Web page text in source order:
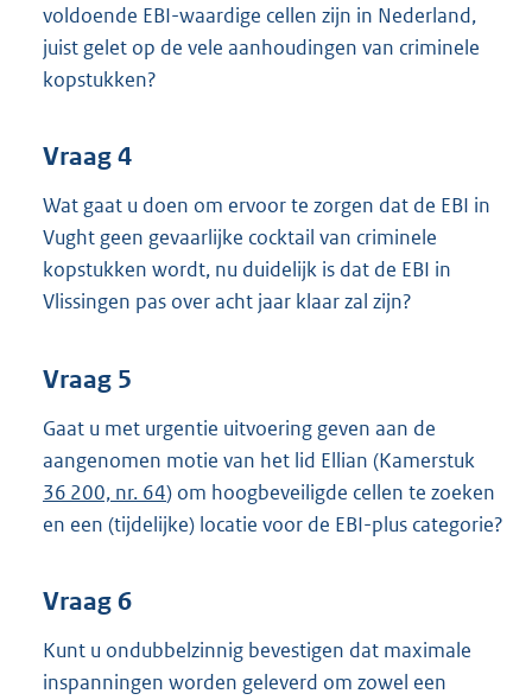
voldoende EBI-waardige cellen zijn in Nederland,
juist gelet op de vele aanhoudingen van criminele
kopstukken?
Vraag 4
Wat gaat u doen om ervoor te zorgen dat de EBI in
Vught geen gevaarlijke cocktail van criminele
kopstukken wordt, nu duidelijk is dat de EBI in
Vlissingen pas over acht jaar klaar zal zijn?
Vraag 5
Gaat u met urgentie uitvoering geven aan de
aangenomen motie van het lid Ellian (Kamerstuk
36 200, nr. 64) om hoogbeveiligde cellen te zoeken
en een (tijdelijke) locatie voor de EBI-plus categorie?
Vraag 6
Kunt u ondubbelzinnig bevestigen dat maximale
inspanningen worden geleverd om zowel een